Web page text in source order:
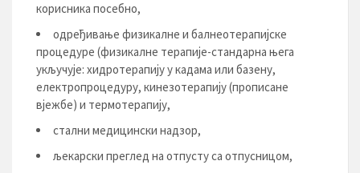
корисника посебно,
одређивање физикалне и балнеотерапијске
процедуре (физикалне терапије-стандарна њега
укључује: хидротерапију у кадама или базену,
eлектропроцедуру, кинезотерапију (прописане
вјежбе) и термотерапију,
стални медицински надзор,
љекарски преглед на отпусту са отпусницом,